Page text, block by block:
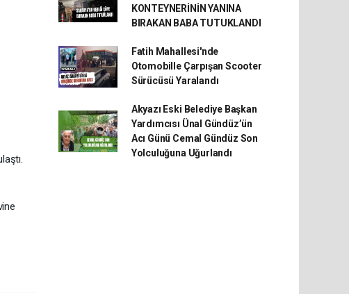
KONTEYNERİNİN YANINA
BIRAKAN BABA TUTUKLANDI
Fatih Mahallesi'nde
Otomobille Çarpışan Scooter
Sürücüsü Yaralandı
Akyazı Eski Belediye Başkan
Yardımcısı Ünal Gündüz’ün
Acı Günü Cemal Gündüz Son
Yolculuğuna Uğurlandı